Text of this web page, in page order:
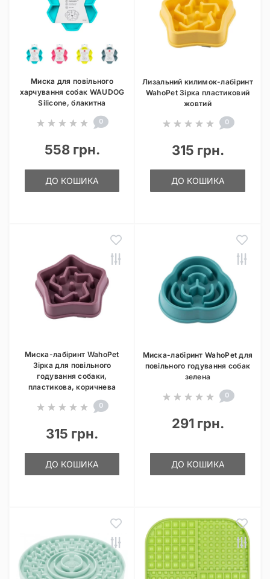
Миска для повільного
харчування собак WAUDOG
Silicone, блакитна
0
558 грн.
ДО КОШИКА
Лизальний килимок-лабіринт
WahoPet Зірка пластиковий
жовтий
0
315 грн.
ДО КОШИКА
Миска-лабіринт WahoPet
Зірка для повільного
годування собаки,
пластикова, коричнева
0
315 грн.
ДО КОШИКА
Миска-лабіринт WahoPet для
повільного годування собак
зелена
0
291 грн.
ДО КОШИКА